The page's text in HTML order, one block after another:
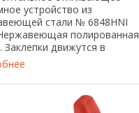
устройство из
стали № 6848HNI
полированная
Заклепки движутся в
опорных втулках.
маслостойкая
с большим подручником и
вставкой. В комплекте с ...